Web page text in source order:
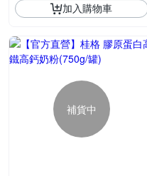
加入購物車
補貨中